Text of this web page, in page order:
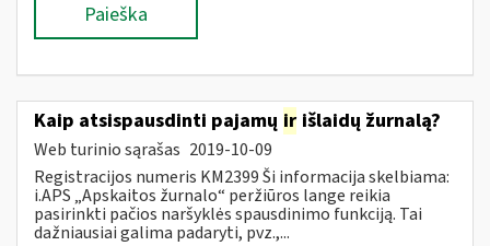
Paieška
Kaip atsispausdinti pajamų ir išlaidų žurnalą?
Web turinio sąrašas 2019-10-09
Registracijos numeris KM2399 Ši informacija skelbiama:
i.APS „Apskaitos žurnalo“ peržiūros lange reikia
pasirinkti pačios naršyklės spausdinimo funkciją. Tai
dažniausiai galima padaryti, pvz.,...